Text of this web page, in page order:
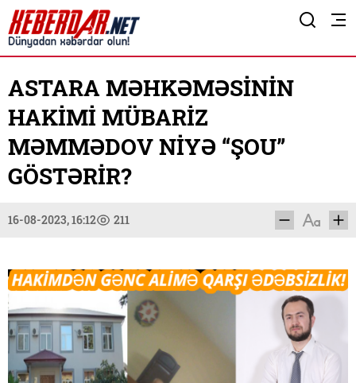
ASTARA MƏHKƏMƏSİNİN
HAKİMİ MÜBARİZ
MƏMMƏDOV NİYƏ “ŞOU”
GÖSTƏRİR?
16-08-2023, 16:12 211